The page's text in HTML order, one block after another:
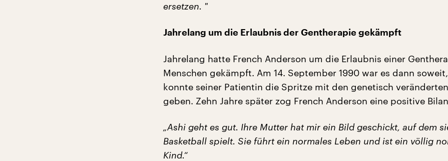
ersetzen. "
Jahrelang um die Erlaubnis der Gentherapie gekämpft
Jahrelang hatte French Anderson um die Erlaubnis einer
Menschen gekämpft. Am 14. September 1990 war es dann
konnte seiner Patientin die Spritze mit den genetisch
geben. Zehn Jahre später zog French Anderson eine positive
„Ashi geht es gut. Ihre Mutter hat mir ein Bild geschickt, auf dem
Basketball spielt. Sie führt ein normales Leben und ist ein völlig
Kind.“